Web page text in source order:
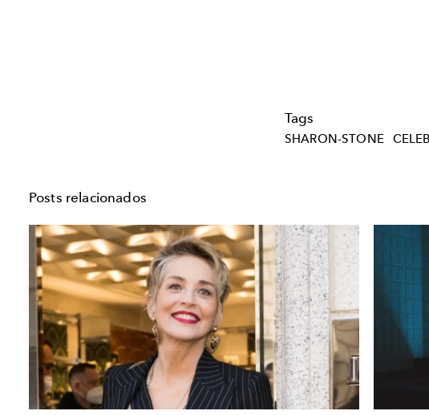
Tags
SHARON-STONE
Posts relacionados